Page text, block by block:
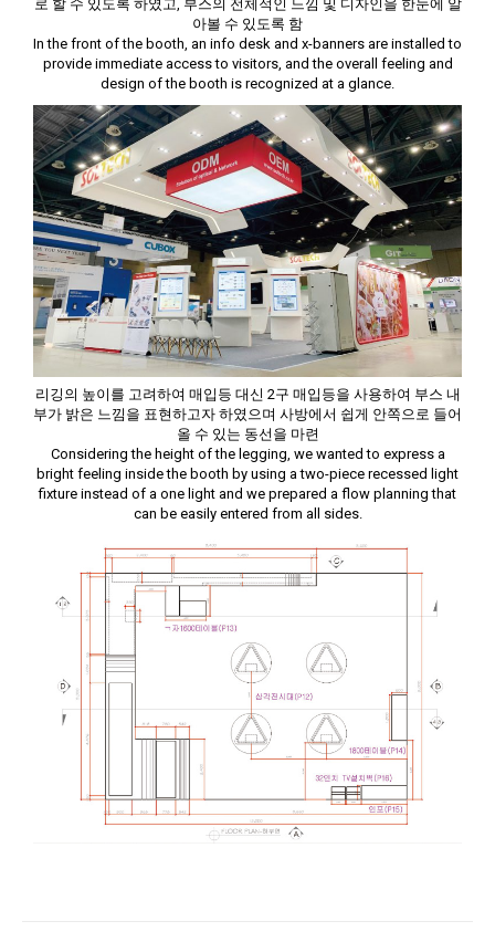
로 할 수 있도록 하였고, 부스의 전체적인 느낌 및 디자인을 한눈에 알
아볼 수 있도록 함
In the front of the booth, an info desk and x-banners are installed to
provide immediate access to visitors, and the overall feeling and
design of the booth is recognized at a glance.
리깅의 높이를 고려하여 매입등 대신 2구 매입등을 사용하여 부스 내
부가 밝은 느낌을 표현하고자 하였으며 사방에서 쉽게 안쪽으로 들어
올 수 있는 동선을 마련
Considering the height of the legging, we wanted to express a
bright feeling inside the booth by using a two-piece recessed light
fixture instead of a one light and we prepared a flow planning that
can be easily entered from all sides.